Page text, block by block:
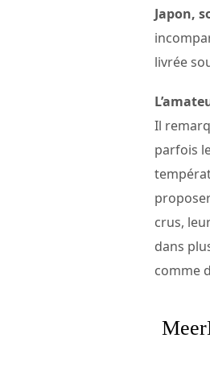
Japon,
livrée
Il
parfois
crus,
dans
comme